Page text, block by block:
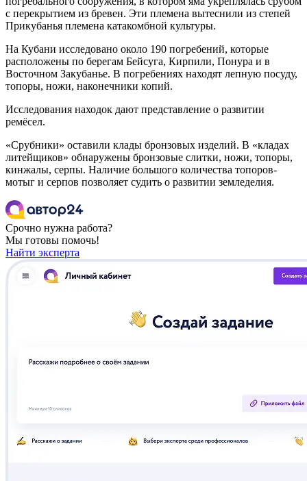
с перекрытием из бревен. Эти племена вытеснили из степей
Прикубанья племена катакомбной культуры.
На Кубани исследовано около 190 погребений, которые
расположены по берегам Бейсуга, Кирпили, Понура и в
Восточном Закубанье. В погребениях находят лепную посуду,
топоры, ножи, наконечники копий.
Исследования находок дают представление о развитии
ремёсел.
«Срубники» оставили клады бронзовых изделий. В «кладах
литейщиков» обнаружены бронзовые слитки, ножи, топоры,
кинжалы, серпы. Наличие большого количества топоров-
мотыг и серпов позволяет судить о развитии земледелия.
Срочно нужна работа?
Мы готовы помочь!
Найти эксперта